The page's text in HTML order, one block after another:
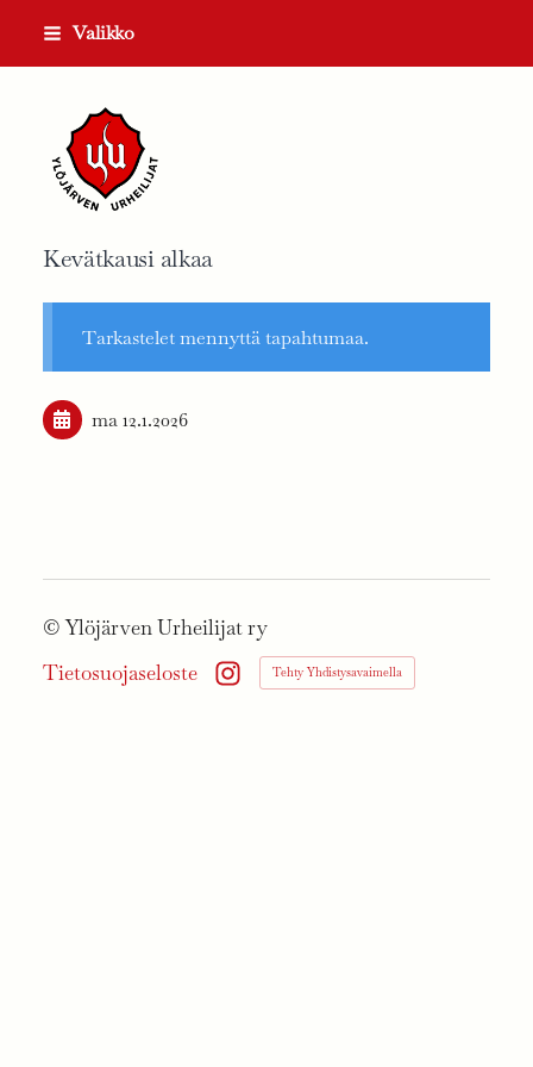
Siirry
sivun
sisältöön
Valikko
Ylöjärven Urheilijat ry
Kevätkausi alkaa
Tarkastelet mennyttä tapahtumaa.
ma 12.1.2026
©Ylöjärven Urheilijat ry
Tietosuojaseloste
Instagram
Tehty Yhdistysavaimella